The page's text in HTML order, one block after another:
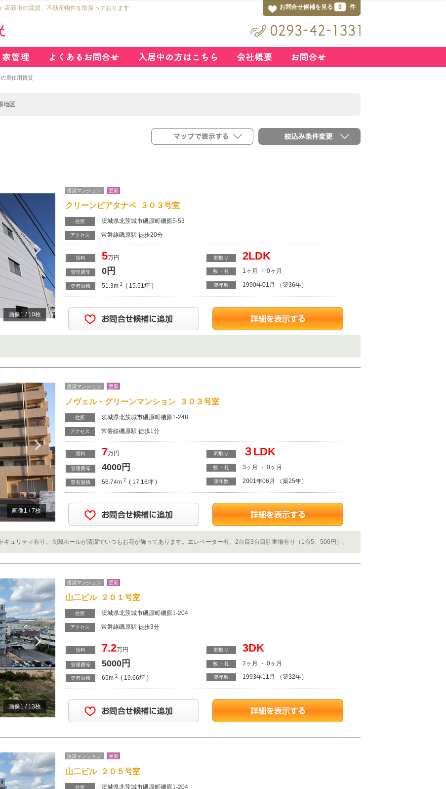
高萩市の賃貸、不動産物件を取扱っております お問合せ候補を見る 0 件
居住用賃貸
地区
画像1 /10枚
Next
賃貸マンション 更新
クリーンピアタナベ ３０３号室
住所 茨城県北茨城市磯原町磯原5-53
アクセス 常磐線磯原駅 徒歩20分
賃料 5万円
管理費等 0 円
専有面積 51.3m2 ( 15.51坪 )
間取り 2LDK
敷 ・礼 1ヶ月 ・ 0ヶ月
築年数 1990年01月 （築36年）
画像1 /7枚
Next
賃貸マンション 更新
ノヴェル・グリーンマンション ３０３号室
住所 茨城県北茨城市磯原町磯原1-248
アクセス 常磐線磯原駅 徒歩1分
賃料 7万円
管理費等 4000 円
専有面積 56.74m2 ( 17.16坪 )
間取り ３LDK
敷 ・礼 3ヶ月 ・ 0ヶ月
築年数 2001年06月 （築25年）
ュリティ有り。玄関ホールが清潔でいつもお花が飾ってあります。エレベーター有。2台目3台目駐車場有り（1台5、500円）。
画像1/13枚
Next
賃貸マンション 更新
山二ビル ２０１号室
住所 茨城県北茨城市磯原町磯原1-204
アクセス 常磐線磯原駅 徒歩3分
賃料 7.2万円
管理費等 5000 円
専有面積 65m2 ( 19.66坪 )
間取り 3DK
敷 ・礼 2ヶ月 ・ 0ヶ月
築年数 1993年11月 （築32年）
賃貸マンション 更新
山二ビル ２０５号室
住所 茨城県北茨城市磯原町磯原1-204